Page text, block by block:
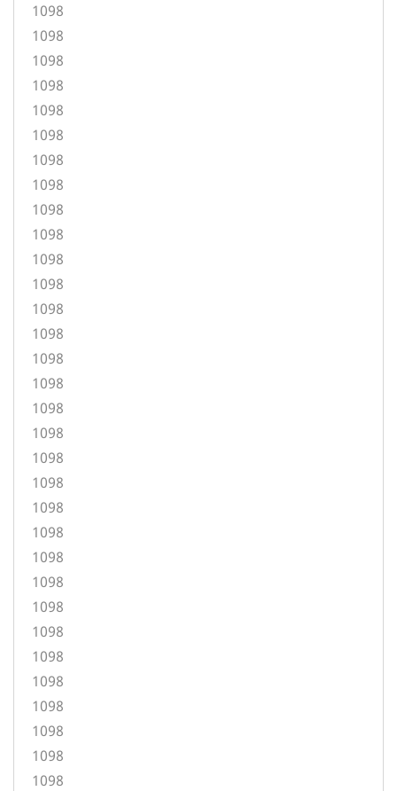
1098
1098
1098
1098
1098
1098
1098
1098
1098
1098
1098
1098
1098
1098
1098
1098
1098
1098
1098
1098
1098
1098
1098
1098
1098
1098
1098
1098
1098
1098
1098
1098